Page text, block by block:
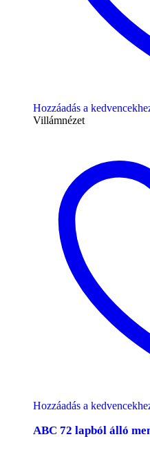
Hozzáadás a
Villámnézet
Hozzáadás a
ABC 72 lapból álló